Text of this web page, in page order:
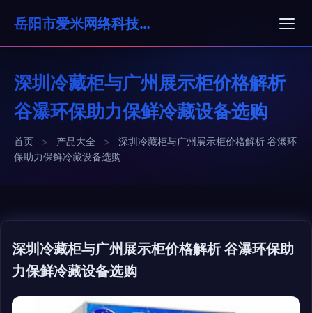
岳阳市爱米网络科技有限公司
深圳冷藏柜与广州展示柜价格解析
谷瀑环保助力保鲜冷藏设备选购
首页 > 产品大全 >
深圳冷藏柜与广州展示柜价格解析 谷瀑环
保助力保鲜冷藏设备选购
深圳冷藏柜与广州展示柜价格解析 谷瀑环保助
力保鲜冷藏设备选购